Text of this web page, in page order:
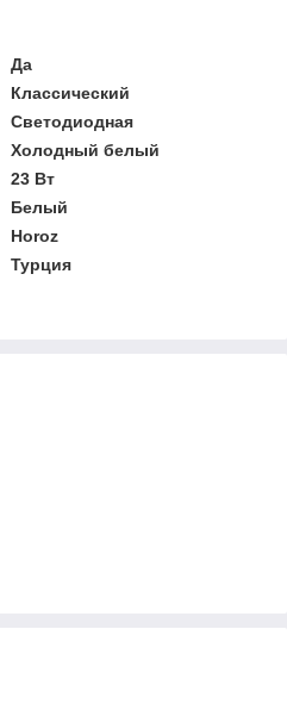
Да
Классический
Светодиодная
Холодный белый
23 Вт
Белый
Horoz
Турция